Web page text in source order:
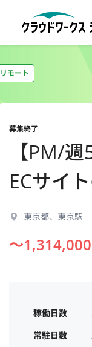
モート
募集終了
【PM/
ECサイ
東京都、東京駅
〜1,314,000
稼働日数
常駐日数